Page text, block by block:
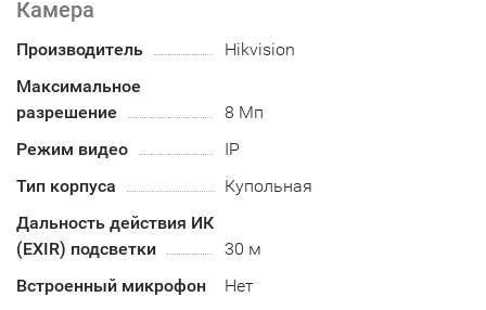
Камера
Производитель
Hikvision
Максимальное
разрешение
8 Мп
Режим видео
IP
Тип корпуса
Купольная
Дальность действия ИК
(EXIR) подсветки
30 м
Встроенный микрофон
Нет